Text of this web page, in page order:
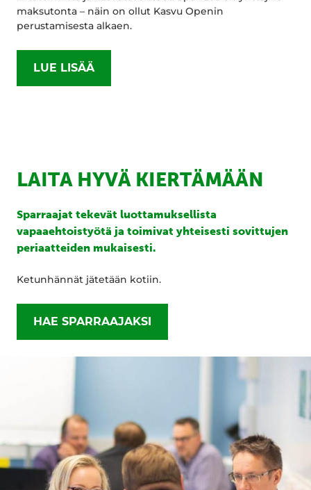
maksutonta – näin on ollut Kasvu Openin
perustamisesta alkaen.
LUE LISÄÄ
LAITA HYVÄ KIERTÄMÄÄN
Sparraajat tekevät luottamuksellista
vapaaehtoistyötä ja toimivat yhteisesti sovittujen
periaatteiden mukaisesti.
Ketunhännät jätetään kotiin.
HAE SPARRAAJAKSI